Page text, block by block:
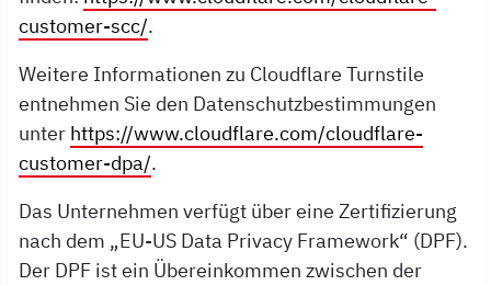
customer-scc/.
Weitere Informationen zu Cloudflare Turnstile
entnehmen Sie den Datenschutzbestimmungen
unter https://www.cloudflare.com/cloudflare-
customer-dpa/.
Das Unternehmen verfügt über eine Zertifizierung
nach dem „EU-US Data Privacy Framework“ (DPF).
Der DPF ist ein Übereinkommen zwischen der